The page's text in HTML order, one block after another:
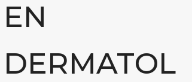
EN
DERMATOL